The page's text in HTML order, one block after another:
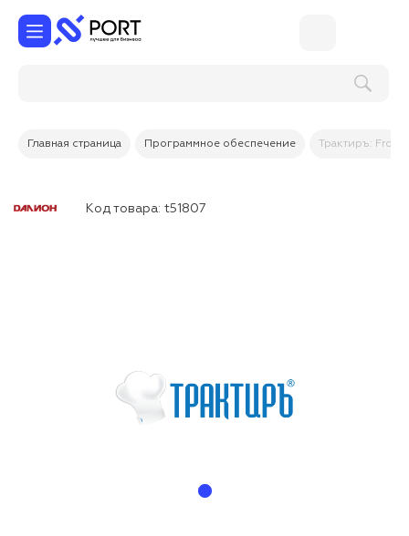
Главная страница Программное обеспечение Трактиръ:
Код товара: t51807